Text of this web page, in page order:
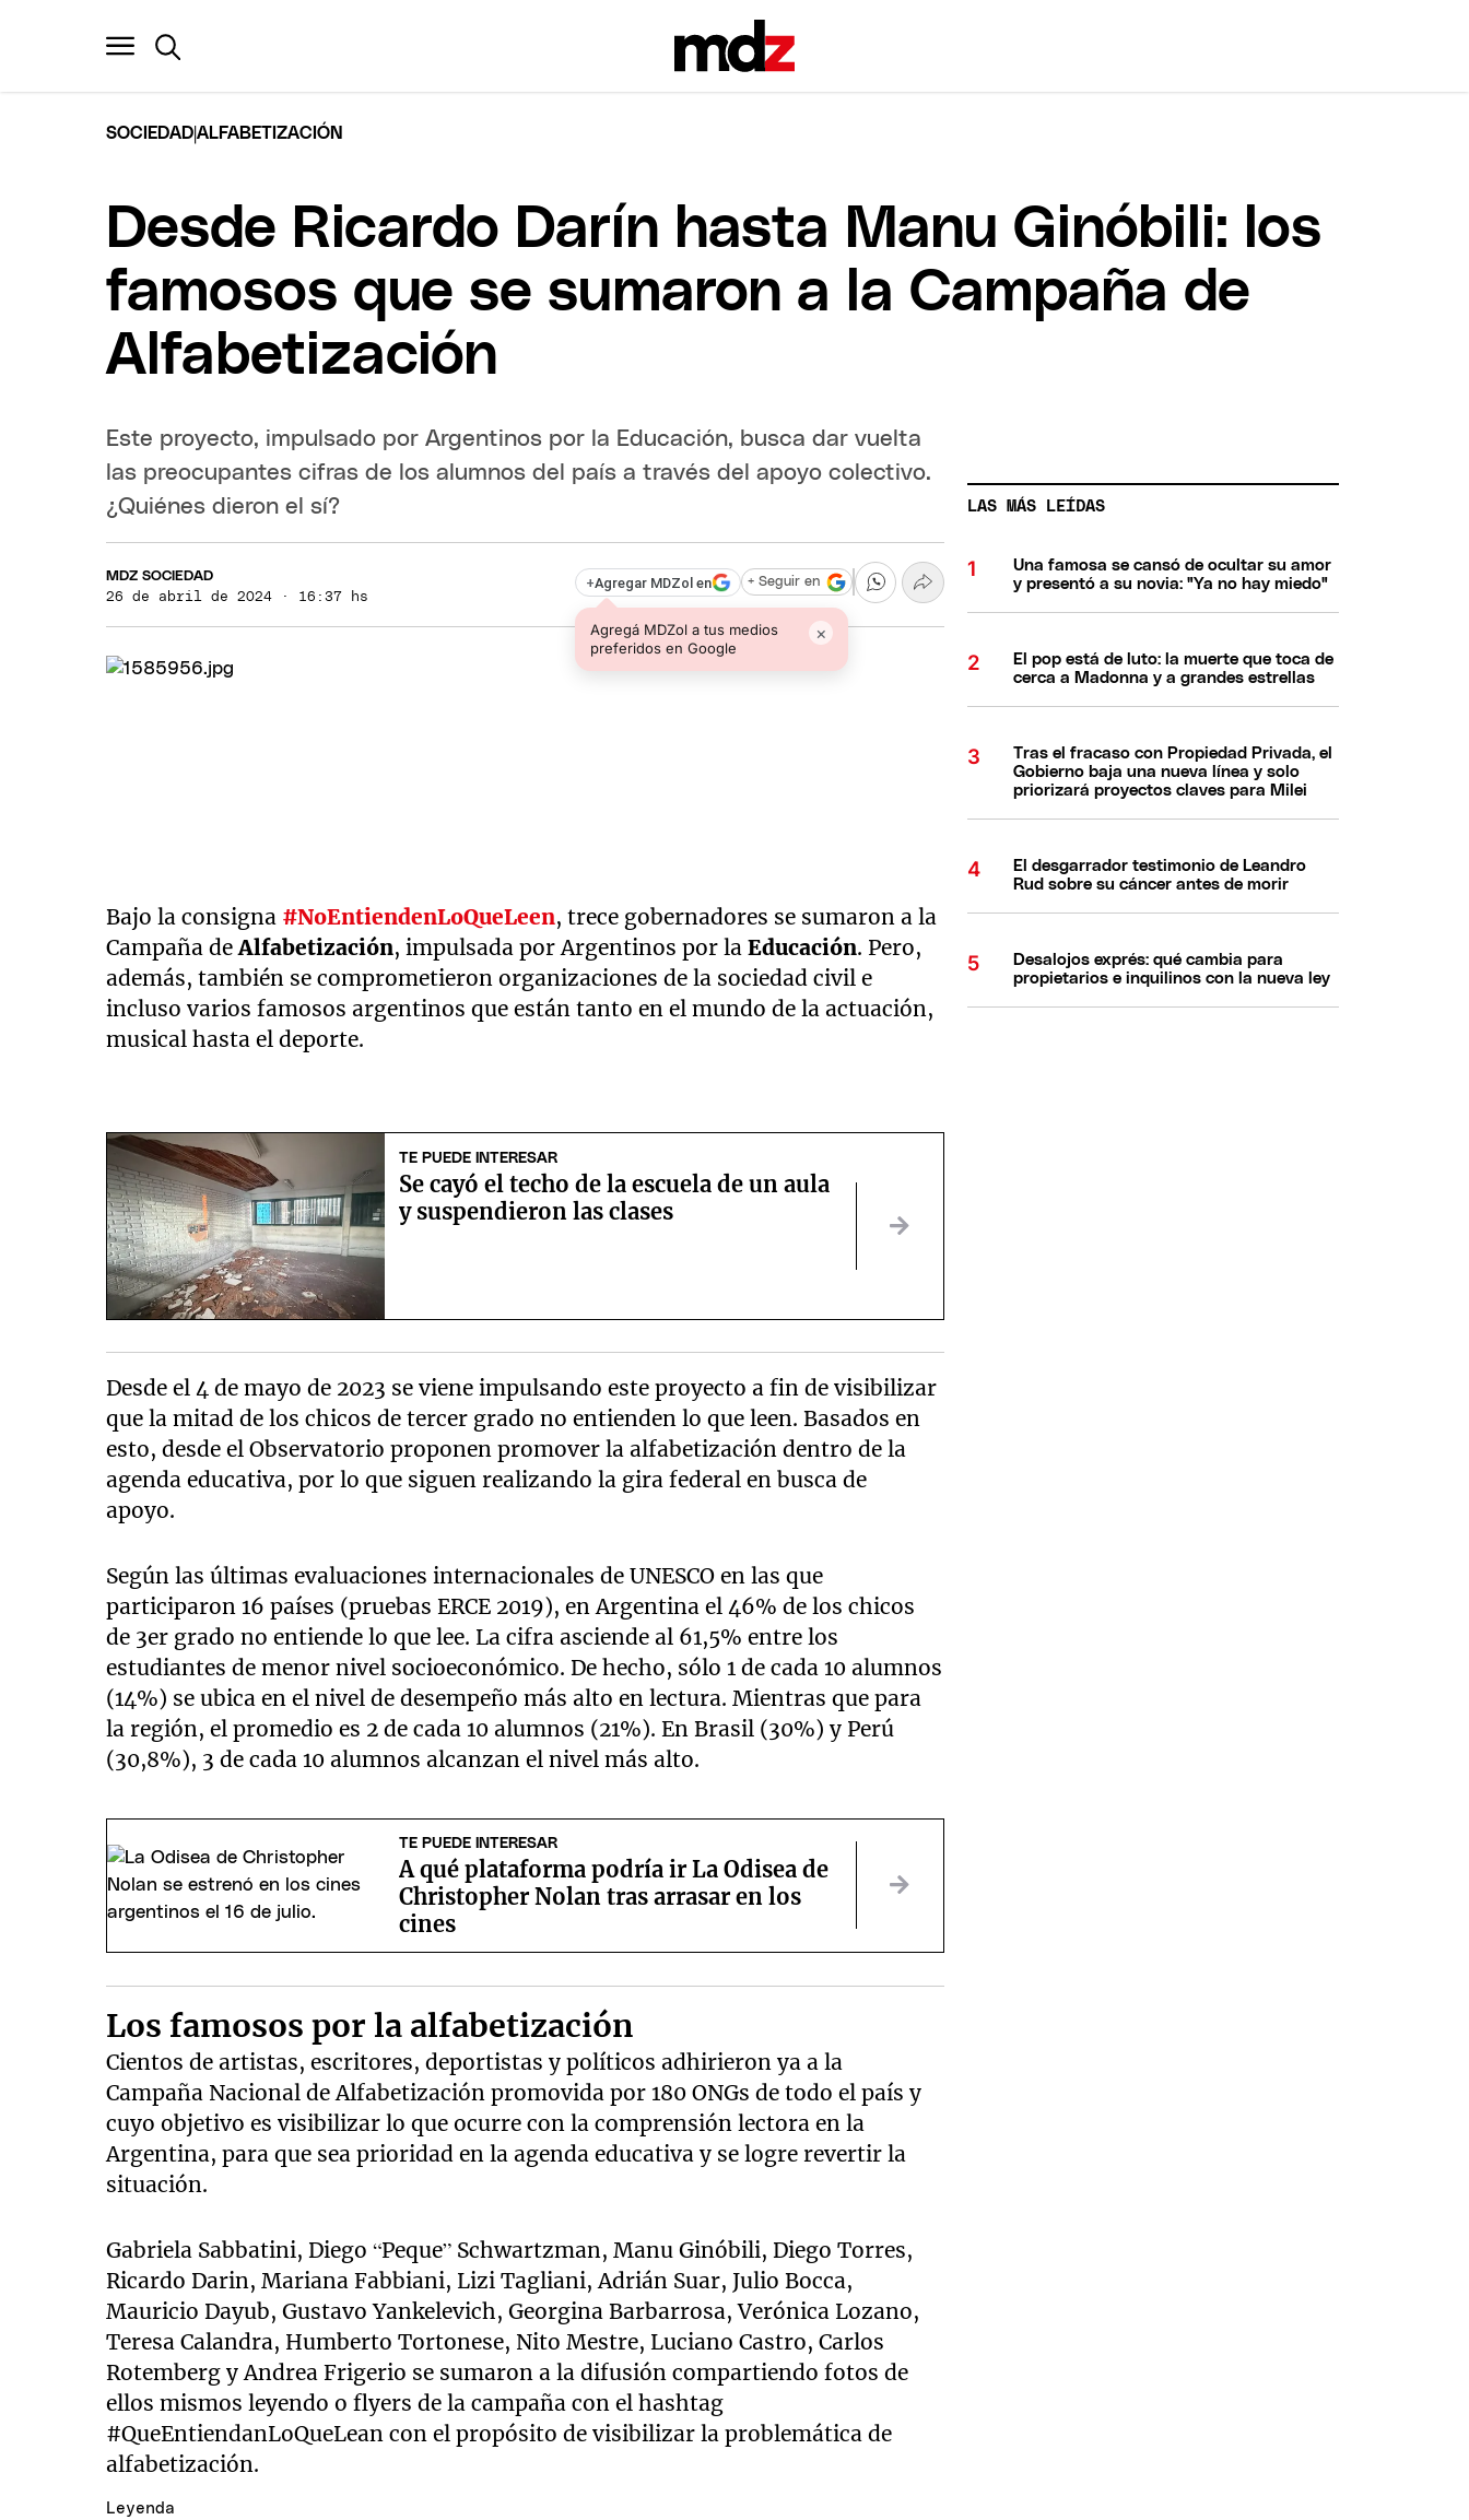
SOCIEDAD|ALFABETIZACIÓN
Desde Ricardo Darín hasta Manu Ginóbili: los
famosos que se sumaron a la Campaña de
Alfabetización
Este proyecto, impulsado por Argentinos por la Educación, busca dar vuelta
las preocupantes cifras de los alumnos del país a través del apoyo colectivo.
¿Quiénes dieron el sí?
MDZ SOCIEDAD
26 de abril de 2024 · 16:37 hs
+Agregar MDZol en
Agregá MDZol a tus medios
preferidos en Google
×
+ Seguir en
Bajo la consigna #NoEntiendenLoQueLeen, trece gobernadores se sumaron a la
Campaña deAlfabetización, impulsada por Argentinos por laEducación. Pero,
además, también se comprometieron organizaciones de la sociedad civil e
incluso varios famosos argentinos que están tanto en el mundo de la actuación,
musical hasta el deporte.
TE PUEDE INTERESAR
Se cayó el techo de la escuela de un aula
y suspendieron las clases
Desde el 4 de mayo de 2023 se viene impulsando este proyecto a fin de visibilizar
que la mitad de los chicos de tercer grado no entienden lo que leen. Basados en
esto, desde el Observatorio proponen promover la alfabetización dentro de la
agenda educativa, por lo que siguen realizando la gira federal en busca de
apoyo.
Según las últimas evaluaciones internacionales de UNESCO en las que
participaron 16 países (pruebas ERCE 2019), en Argentina el 46% de los chicos
de 3er grado no entiende lo que lee. La cifra asciende al 61,5% entre los
estudiantes de menor nivel socioeconómico. De hecho, sólo 1 de cada 10 alumnos
(14%) se ubica en el nivel de desempeño más alto en lectura. Mientras que para
la región, el promedio es 2 de cada 10 alumnos (21%). En Brasil (30%) y Perú
(30,8%), 3 de cada 10 alumnos alcanzan el nivel más alto.
TE PUEDE INTERESAR
A qué plataforma podría ir La Odisea de
Christopher Nolan tras arrasar en los
cines
Los famosos por la alfabetización
Cientos de artistas, escritores, deportistas y políticos adhirieron ya a la
Campaña Nacional de Alfabetización promovida por 180 ONGs de todo el país y
cuyo objetivo es visibilizar lo que ocurre con la comprensión lectora en la
Argentina, para que sea prioridad en la agenda educativa y se logre revertir la
situación.
Gabriela Sabbatini, Diego “Peque” Schwartzman, Manu Ginóbili, Diego Torres,
Ricardo Darin, Mariana Fabbiani, Lizi Tagliani, Adrián Suar, Julio Bocca,
Mauricio Dayub, Gustavo Yankelevich, Georgina Barbarrosa, Verónica Lozano,
Teresa Calandra, Humberto Tortonese, Nito Mestre, Luciano Castro, Carlos
Rotemberg y Andrea Frigerio se sumaron a la difusión compartiendo fotos de
ellos mismos leyendo o flyers de la campaña con el hashtag
#QueEntiendanLoQueLean con el propósito de visibilizar la problemática de
alfabetización.
Leyenda
LAS MÁS LEÍDAS
Una famosa se cansó de ocultar su amor
y presentó a su novia: "Ya no hay miedo"
El pop está de luto: la muerte que toca de
cerca a Madonna y a grandes estrellas
Tras el fracaso con Propiedad Privada, el
Gobierno baja una nueva línea y solo
priorizará proyectos claves para Milei
El desgarrador testimonio de Leandro
Rud sobre su cáncer antes de morir
Desalojos exprés: qué cambia para
propietarios e inquilinos con la nueva ley